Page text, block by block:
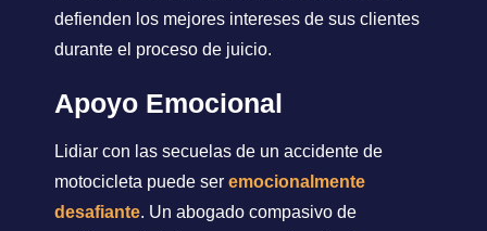
defienden los mejores intereses de sus clientes
durante el proceso de juicio.
Apoyo Emocional
Lidiar con las secuelas de un accidente de
motocicleta puede ser emocionalmente
desafiante. Un abogado compasivo de